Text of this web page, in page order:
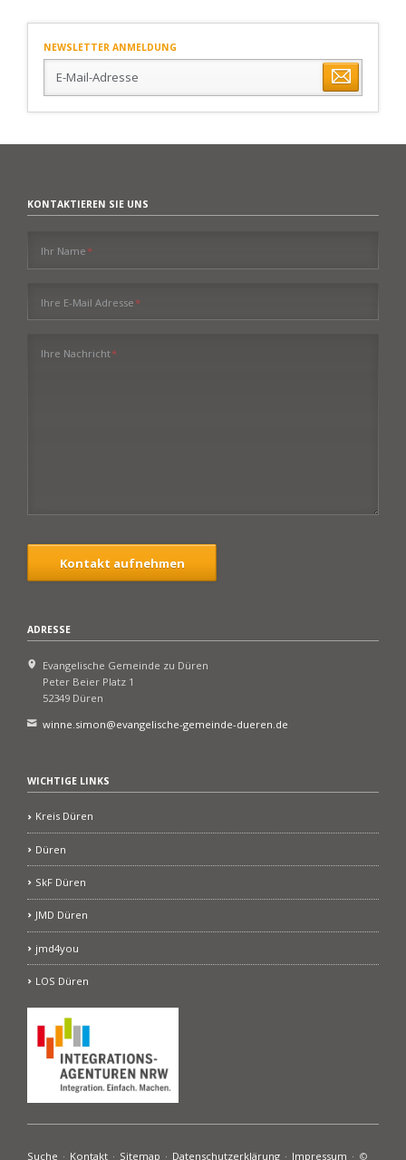
NEWSLETTER ANMELDUNG
Mail-
KONTAKTIEREN SIE UNS
Pflichtfeld
Ihr Name*
Pflichtfeld
Ihre E-Mail Adresse*
Pflichtfeld
Ihre Nachricht*
Kontakt aufnehmen
ADRESSE
Evangelische Gemeinde zu Düren
Peter Beier Platz 1
52349 Düren
winne.simon@evangelische-gemeinde-dueren.de
WICHTIGE LINKS
Kreis Düren
Düren
SkF Düren
JMD Düren
jmd4you
LOS Düren
Navigation
Suche Kontakt Sitemap Datenschutzerklärung Impressum ©